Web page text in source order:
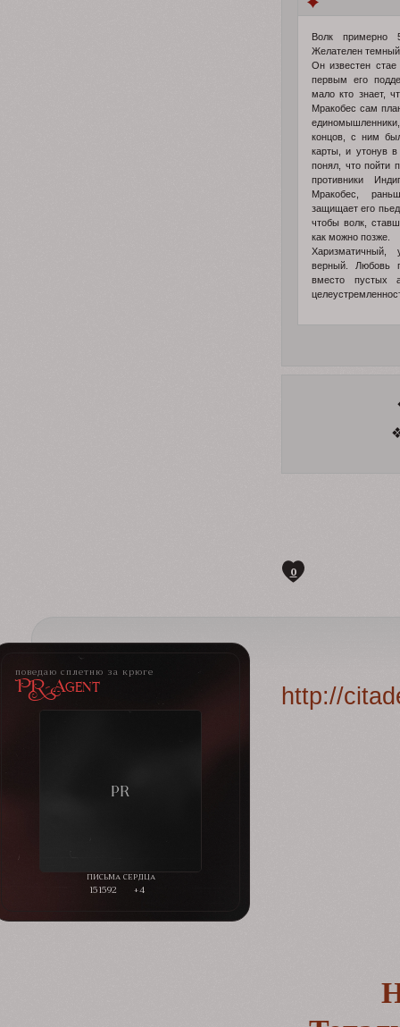
Волк примерно
Желателен темный
Он известен стае
первым его
мало кто знает,
Мракобес сам
концов, с ним
карты, и утонув
понял, что пойти
противники
Мракобес,
защищает его
чтобы волк,
как можно позже.
Харизматичный,
верный. Любовь
вместо пустых
0
поведаю сплетню за крюге
PR-Agent
151592 +4
http://